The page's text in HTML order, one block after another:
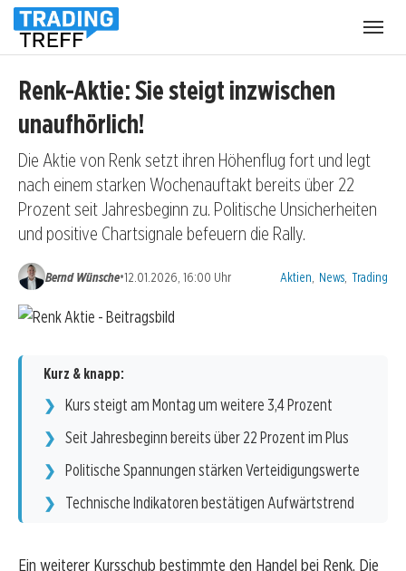
Renk-Aktie: Sie steigt inzwischen
unaufhörlich!
Die Aktie von Renk setzt ihren Höhenflug fort und legt
nach einem starken Wochenauftakt bereits über 22
Prozent seit Jahresbeginn zu. Politische Unsicherheiten
und positive Chartsignale befeuern die Rally.
Bernd Wünsche•12.01.2026, 16:00 Uhr Kategorien:
Aktien News Trading
Kurz & knapp:
Kurs steigt am Montag um weitere 3,4 Prozent
Seit Jahresbeginn bereits über 22 Prozent im Plus
Politische Spannungen stärken Verteidigungswerte
Technische Indikatoren bestätigen Aufwärtstrend
Ein weiterer Kursschub bestimmte den Handel bei Renk. Die